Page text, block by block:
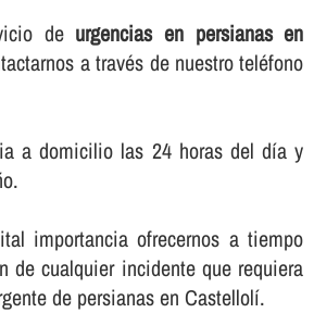
de urgencias en persianas en
a través de nuestro teléfono
a domicilio las 24 horas del dí­a y
importancia ofrecernos a tiempo
de cualquier incidente que requiera
de persianas en Castellolí.